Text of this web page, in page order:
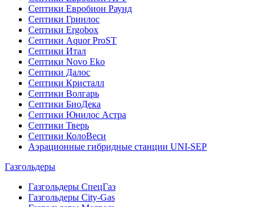
Септики Евробион Раунд
Септики Гринлос
Септики Ergobox
Септики Aquor ProST
Септики Итал
Септики Novo Eko
Септики Далос
Септики Кристалл
Септики Волгарь
Септики БиоДека
Септики Юнилос Астра
Септики Тверь
Септики КолоВеси
Аэрационные гибридные станции UNI-SEP
Газгольдеры
Газгольдеры СпецГаз
Газгольдеры City-Gas